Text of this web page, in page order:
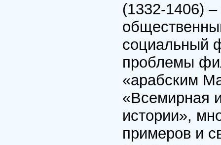
(1332-1406)
социальный
проблемы
«арабским
«Всемирная
истории»,
примеров и